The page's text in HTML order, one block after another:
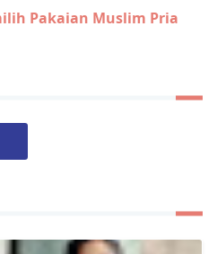
Pakaian Muslim Pria